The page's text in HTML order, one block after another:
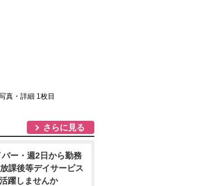
真・詳細 1枚目
さらに見る
ー・週2日から勤務
課後等デイサービス
躍しませんか